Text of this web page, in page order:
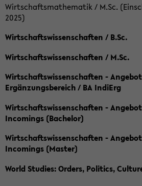
Wirtschaftsmathematik / M.Sc.
2025)
Wirtschaftswissenschaften / B.Sc.
Wirtschaftswissenschaften / M.Sc.
Wirtschaftswissenschaften -
Ergänzungsbereich / BA IndiErg
Wirtschaftswissenschaften -
Incomings (Bachelor)
Wirtschaftswissenschaften -
Incomings (Master)
World Studies: Orders, Politics,